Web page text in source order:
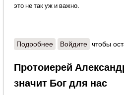
это не так уж и важно.
Подробнеео Александр Крутов -
Войдите чтобы
Протоиерей
значит Бог для нас